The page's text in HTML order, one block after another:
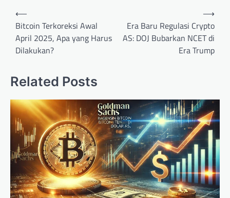
Post
navigation
⟵
Bitcoin Terkoreksi Awal
April 2025, Apa yang Harus
Dilakukan?
Era Baru Regulasi Crypto
AS: DOJ Bubarkan NCET di
Era Trump
⟶
Related Posts